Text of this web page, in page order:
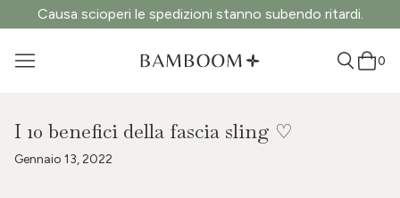
Causa scioperi le spedizioni stanno subendo ritardi.
0
I 10 benefici della fascia sling ♡
Gennaio 13, 2022